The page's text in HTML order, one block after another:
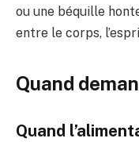
ou une béquille
entre le corps,
Quand
Quand